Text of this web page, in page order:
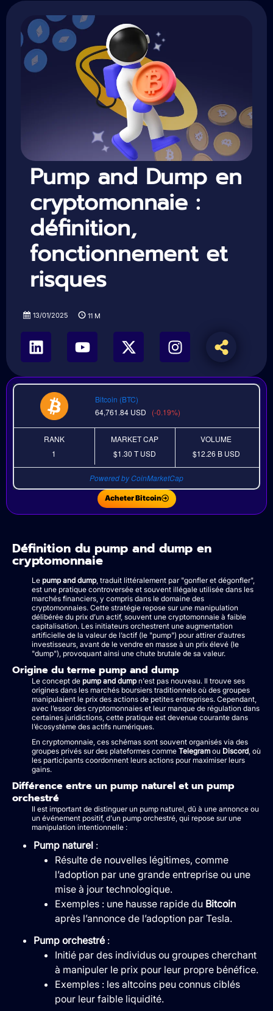
Pump and Dump en
cryptomonnaie :
définition,
fonctionnement et
risques
13/01/2025 11 M
Bitcoin (BTC)
64,761.84 USD (-0.19%)
RANK
1
MARKET CAP
$1.30 TUSD
VOLUME
$12.26 B USD
Powered by CoinMarketCap
Acheter Bitcoin
Définition du pump and dump en
cryptomonnaie
Le pump and dump, traduit littéralement par "gonfler et dégonfler",
est une pratique controversée et souvent illégale utilisée dans les
marchés financiers, y compris dans le domaine des
cryptomonnaies. Cette stratégie repose sur une manipulation
délibérée du prix d’un actif, souvent une cryptomonnaie à faible
capitalisation. Les initiateurs orchestrent une augmentation
artificielle de la valeur de l’actif (le "pump") pour attirer d'autres
investisseurs, avant de le vendre en masse à un prix élevé (le
"dump"), provoquant ainsi une chute brutale de sa valeur.
Origine du terme pump and dump
Le concept de pump and dumpn'est pas nouveau. Il trouve ses
origines dans les marchés boursiers traditionnels où des groupes
manipulaient le prix des actions de petites entreprises. Cependant,
avec l’essor des cryptomonnaies et leur manque de régulation dans
certaines juridictions, cette pratique est devenue courante dans
l’écosystème des actifs numériques.
En cryptomonnaie, ces schémas sont souvent organisés via des
groupes privés sur des plateformes comme Telegram ou Discord, où
les participants coordonnent leurs actions pour maximiser leurs
gains.
Différence entre un pump naturel et un pump
orchestré
Il est important de distinguer un pump naturel, dû à une annonce ou
un événement positif, d’un pump orchestré, qui repose sur une
manipulation intentionnelle :
Pump naturel :
Résulte de nouvelles légitimes, comme
l’adoption par une grande entreprise ou une
mise à jour technologique.
Exemples : une hausse rapide du Bitcoin
après l’annonce de l’adoption par Tesla.
Pump orchestré :
Initié par des individus ou groupes cherchant
à manipuler le prix pour leur propre bénéfice.
Exemples : les altcoins peu connus ciblés
pour leur faible liquidité.